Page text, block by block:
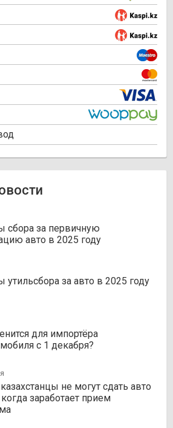
сбора за первичную
авто в 2025 году
утильсбора за авто в 2025 году
для импортёра
с 1 декабря?
не могут сдать авто
заработает прием